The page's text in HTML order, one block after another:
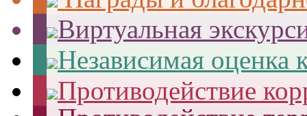
Виртуальная
Независимая оценка
Противодействие